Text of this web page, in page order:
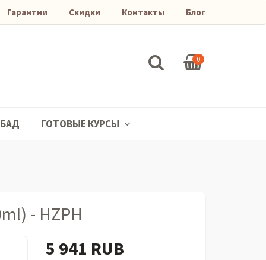
Гарантии Скидки Контакты Блог
0
БАД ГОТОВЫЕ КУРСЫ
- HZPH
5 941 RUB